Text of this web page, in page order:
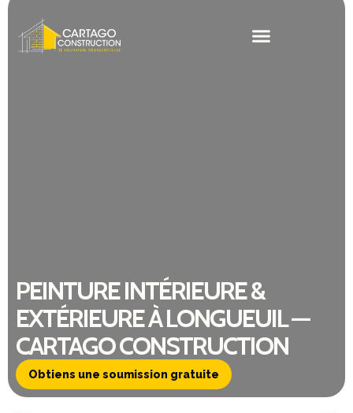
PEINTURE INTÉRIEURE &
EXTÉRIEURE À LONGUEUIL —
CARTAGO CONSTRUCTION
Obtiens une soumission gratuite